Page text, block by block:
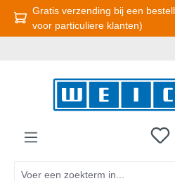
Ga naar de hoofdinhoud
Gratis verzending bij een
voor particuliere klanten)